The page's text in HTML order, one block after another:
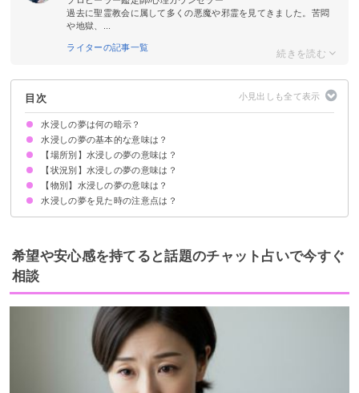
過去に聖霊教会に属して多くの悪魔や邪霊を見てきました。苦悶
や地獄、...
ライターの記事一覧
目次
水浸しの夢は何の暗示？
水浸しの夢の基本的な意味は？
健康運の低下を暗示
状況によって意味が決まる
【場所別】水浸しの夢の意味は？
家が水浸しの夢【凶夢】
部屋が水浸しの夢【警告夢】
床が水浸しの夢【凶夢】
トイレが水浸しの夢【凶夢】
道路が水浸しの夢【予知夢】
街が水浸しの夢【凶夢】
台所が水浸しの夢【警告夢】
玄関が水浸しの夢【警告夢】
会社が水浸しの夢【警告夢】
洗面所が水浸しの夢【凶夢】
ホテルが水浸しの夢【警告夢】
風呂が水浸しの夢【予知夢】
新居が水浸しの夢【凶夢】
知らない場所が水浸しの夢【警告夢】
【状況別】水浸しの夢の意味は？
大雨で水浸しになる夢【警告夢】
水浸しを掃除する夢【吉夢】
水漏れで水浸しになる夢【凶夢】
洪水で水浸しになる夢【警告夢】
水浸しの中を歩く夢【予知夢】
水をこぼして水浸しになる夢【警告夢】
水浸しが直る夢【吉夢】
水浸しが直らない夢【凶夢】
【物別】水浸しの夢の意味は？
財布が水浸しになる夢【予知夢】
洗濯機が水浸しになる夢【警告夢】
車が水浸しになる夢【警告夢】
布団が水浸しになる夢【警告夢】
服が水浸しになる夢【凶夢】
食べ物が水浸しになる夢【凶夢】
鞄が水浸しになる夢【凶夢】
携帯やスマホが水浸しになる夢【凶夢】
水浸しの夢を見た時の注意点は？
十分な休息を取る
警告夢や凶夢の内容を人に話す
希望や安心感を持てると話題のチャット占いで今すぐ
相談